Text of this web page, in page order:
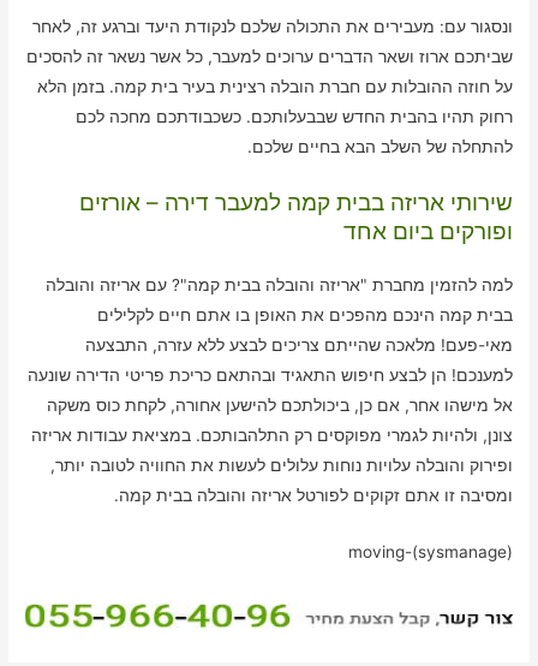
ונסגור עם: מעבירים את התכולה שלכם לנקודת היעד וברגע זה, לאחר
שביתכם ארוז ושאר הדברים ערוכים למעבר, כל אשר נשאר זה להסכים
על חוזה ההובלות עם חברת הובלה רצינית בעיר בית קמה. בזמן הלא
רחוק תהיו בהבית החדש שבבעלותכם. כשכבודתכם מחכה לכם
להתחלה של השלב הבא בחיים שלכם.
שירותי אריזה בבית קמה למעבר דירה – אורזים
ופורקים ביום אחד
למה להזמין מחברת "אריזה והובלה בבית קמה"? עם אריזה והובלה
בבית קמה הינכם מהפכים את האופן בו אתם חיים לקלילים
מאי-פעם! מלאכה שהייתם צריכים לבצע ללא עזרה, התבצעה
למענכם! הן לבצע חיפוש התאגיד ובהתאם כריכת פריטי הדירה שונעה
אל מישהו אחר, אם כן, ביכולתכם להישען אחורה, לקחת כוס משקה
צונן, ולהיות לגמרי מפוקסים רק התלהבותכם. במציאת עבודות אריזה
ופירוק והובלה עלויות נוחות עלולים לעשות את החוויה לטובה יותר,
ומסיבה זו אתם זקוקים לפורטל אריזה והובלה בבית קמה.
moving-(sysmanage)